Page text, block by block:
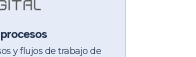
y flujos de trabajo de